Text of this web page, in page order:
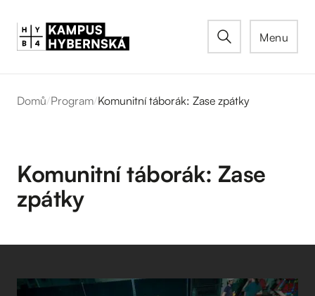
Menu
Domů/Program/Komunitní táborák: Zase zpátky
Komunitní táborák: Zase
zpátky